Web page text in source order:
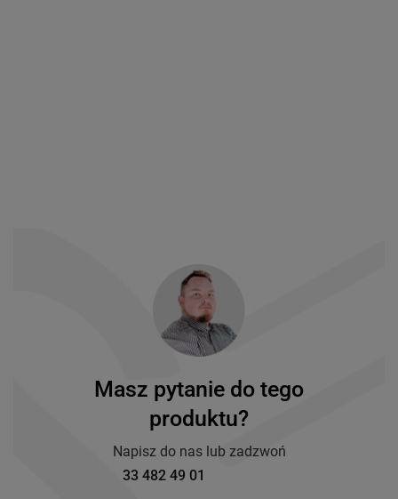
Masz pytanie do tego
produktu?
Napisz do nas lub zadzwoń
33 482 49 01